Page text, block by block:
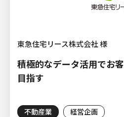
東急住宅リース株式会社 様
積極的なデータ活用でお
目指す
不動産業 経営企画